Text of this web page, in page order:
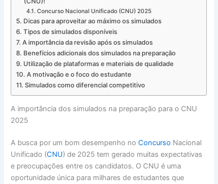
Concurso Nacional Unificado (CNU) 2025
Dicas para aproveitar ao máximo os simulados
Tipos de simulados disponíveis
A importância da revisão após os simulados
Benefícios adicionais dos simulados na preparação
Utilização de plataformas e materiais de qualidade
A motivação e o foco do estudante
Simulados como diferencial competitivo
A importância dos simulados na preparação para o CNU
2025
A busca por um bom desempenho noConcurso Nacional
Unificado (CNU) de 2025 tem gerado muitas expectativas
e preocupações entre os candidatos. O CNU é uma
oportunidade única para milhares de estudantes que